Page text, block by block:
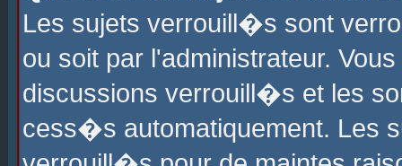
Les sujets verrouill�s sont
ou soit par l'administrateur.
discussions verrouill�s et les
cess�s automatiquement. Les